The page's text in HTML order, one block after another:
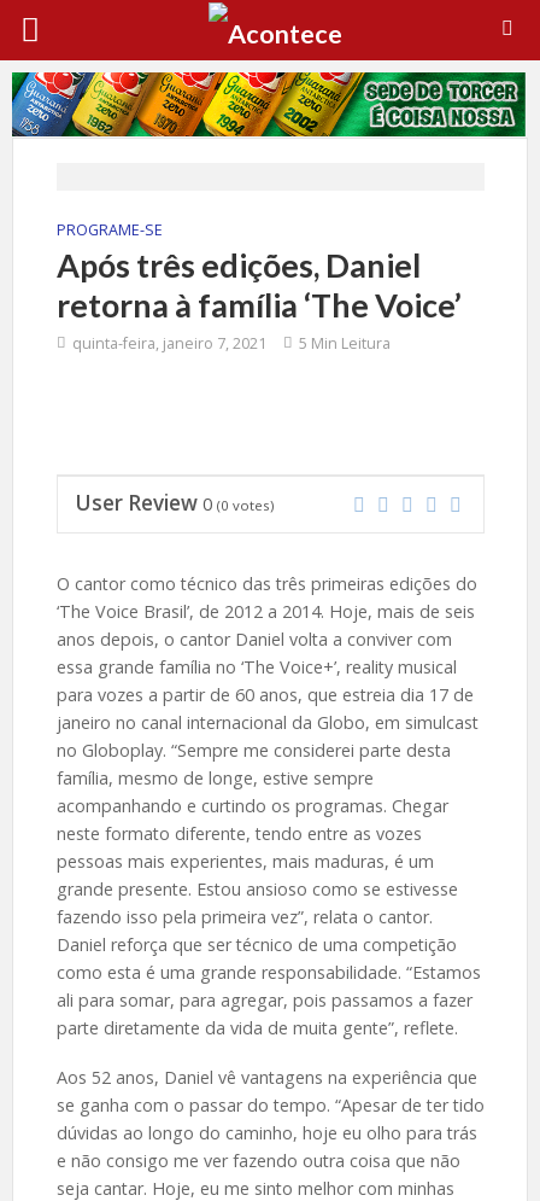
PROGRAME-SE
Após três edições, Daniel
retorna à família ‘The Voice’
quinta-feira, janeiro 7, 2021 5 Min Leitura
User Review 0 (0 votes)
O cantor como técnico das três primeiras edições do
‘The Voice Brasil’, de 2012 a 2014. Hoje, mais de seis
anos depois, o cantor Daniel volta a conviver com
essa grande família no ‘The Voice+’, reality musical
para vozes a partir de 60 anos, que estreia dia 17 de
janeiro no canal internacional da Globo, em simulcast
no Globoplay. “Sempre me considerei parte desta
família, mesmo de longe, estive sempre
acompanhando e curtindo os programas. Chegar
neste formato diferente, tendo entre as vozes
pessoas mais experientes, mais maduras, é um
grande presente. Estou ansioso como se estivesse
fazendo isso pela primeira vez”, relata o cantor.
Daniel reforça que ser técnico de uma competição
como esta é uma grande responsabilidade. “Estamos
ali para somar, para agregar, pois passamos a fazer
parte diretamente da vida de muita gente”, reflete.
Aos 52 anos, Daniel vê vantagens na experiência que
se ganha com o passar do tempo. “Apesar de ter tido
dúvidas ao longo do caminho, hoje eu olho para trás
e não consigo me ver fazendo outra coisa que não
seja cantar. Hoje, eu me sinto melhor com minhas